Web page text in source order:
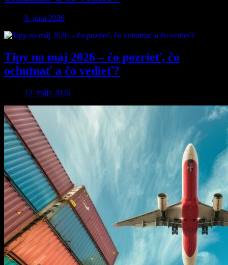
9. júna 2026
Tipy na máj 2026 – čo pozrieť, čo
ochutnať a čo vedieť?
12. mája 2026